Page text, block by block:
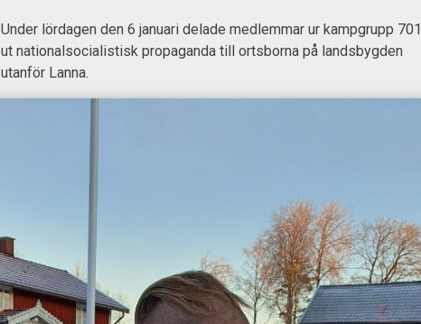
Under lördagen den 6 januari delade medlemmar ur kampgrupp 701
ut nationalsocialistisk propaganda till ortsborna på landsbygden
utanför Lanna.